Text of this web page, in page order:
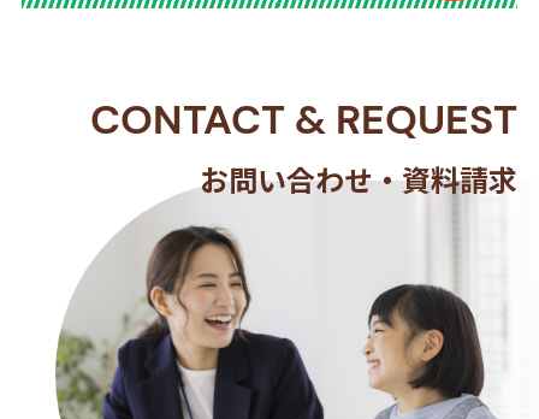
CONTACT & REQUEST
お問い合わせ・資料請求